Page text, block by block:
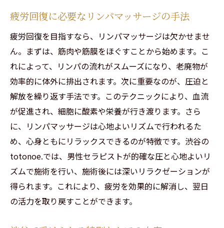
疲労回復に必要なリンパマッサージの手法
疲労回復を目指すなら、リンパマッサージは欠かせませ
ん。まずは、筋肉や筋膜をほぐすことから始めます。こ
れによって、リンパの流れがスムーズになり、老廃物が
効率的に体外に排出されます。次に重要なのが、圧迫と
解放を繰り返す手法です。このテクニックにより、血流
が促進され、細胞に酸素や栄養が行き渡ります。さら
に、リンパマッサージは心地よいリズムで行われるた
め、心身ともにリラックスできるのが特徴です。渋谷の
totonoe.では、男性セラピストが的確な圧と心地よいリ
ズムで施術を行い、施術後には深いリラクゼーションが
得られます。これにより、疲労を効果的に解消し、翌日
の活力を取り戻すことができます。